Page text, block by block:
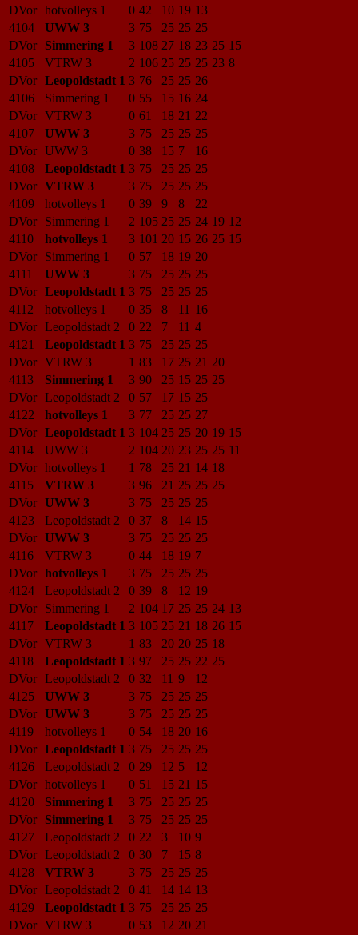
DVor hotvolleys 1 0 42 10 19 13
4104
UWW 3 3 75 25 25 25
DVor
Simmering 1 3 108 27 18 23 25 15
4105
VTRW 3 2 106 25 25 25 23 8
DVor Leopoldstadt 1 3 76 25 25 26
4106
Simmering 1 0 55 15 16 24
DVor VTRW 3 0 61 18 21 22
4107
UWW 3 3 75 25 25 25
DVor UWW 3 0 38 15 7
16
4108
Leopoldstadt 1 3 75 25 25 25
DVor VTRW 3 3 75 25 25 25
4109
hotvolleys 1 0 39 9 8
22
DVor
Simmering 1 2 105 25 25 24 19 12
4110
hotvolleys 1 3 101 20 15 26 25 15
DVor
Simmering 1 0 57 18 19 20
4111
UWW 3 3 75 25 25 25
DVor Leopoldstadt 1 3 75 25 25 25
4112
hotvolleys 1 0 35 8 11 16
DVor Leopoldstadt 2 0 22 7 11 4
4121
Leopoldstadt 1 3 75 25 25 25
DVor VTRW 3 1 83 17 25 21 20
4113
Simmering 1 3 90 25 15 25 25
DVor Leopoldstadt 2 0 57 17 15 25
4122
hotvolleys 1 3 77 25 25 27
DVor Leopoldstadt 1 3 104 25 25 20 19 15
4114
UWW 3 2 104 20 23 25 25 11
DVor hotvolleys 1 1 78 25 21 14 18
4115
VTRW 3 3 96 21 25 25 25
DVor UWW 3 3 75 25 25 25
4123
Leopoldstadt 2 0 37 8 14 15
DVor UWW 3 3 75 25 25 25
4116
VTRW 3 0 44 18 19 7
DVor hotvolleys 1 3 75 25 25 25
4124
Leopoldstadt 2 0 39 8 12 19
DVor
Simmering 1 2 104 17 25 25 24 13
4117
Leopoldstadt 1 3 105 25 21 18 26 15
DVor VTRW 3 1 83 20 20 25 18
4118
Leopoldstadt 1 3 97 25 25 22 25
DVor Leopoldstadt 2 0 32 11 9
12
4125
UWW 3 3 75 25 25 25
DVor UWW 3 3 75 25 25 25
4119
hotvolleys 1 0 54 18 20 16
DVor Leopoldstadt 1 3 75 25 25 25
4126
Leopoldstadt 2 0 29 12 5
12
DVor hotvolleys 1 0 51 15 21 15
4120
Simmering 1 3 75 25 25 25
DVor
Simmering 1 3 75 25 25 25
4127
Leopoldstadt 2 0 22 3 10 9
DVor Leopoldstadt 2 0 30 7 15 8
4128
VTRW 3 3 75 25 25 25
DVor Leopoldstadt 2 0 41 14 14 13
4129
Leopoldstadt 1 3 75 25 25 25
DVor VTRW 3 0 53 12 20 21